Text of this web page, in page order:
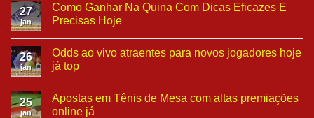
27
jan
Como Ganhar Na Quina Com Dicas Eficazes E
Precisas Hoje
26
jan
Odds ao vivo atraentes para novos jogadores hoje
já top
25
jan
Apostas em Tênis de Mesa com altas premiações
online já